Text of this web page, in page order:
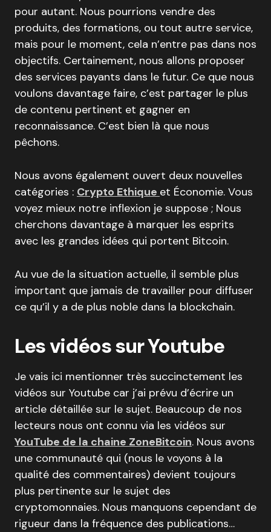
pour autant. Nous pourrions vendre des
produits, des formations, ou tout autre service,
mais pour le moment, cela n’entre pas dans nos
objectifs. Certainement, nous allons proposer
des services payants dans le futur. Ce que nous
voulons davantage faire, c’est partager le plus
de contenu pertinent et gagner en
reconnaissance. C’est bien là que nous
pêchons.
Nous avons également ouvert deux nouvelles
catégories : Crypto Ethique et Économie. Vous
voyez mieux notre inflexion je suppose ; Nous
cherchons davantage à marquer les esprits
avec les grandes idées qui portent Bitcoin.
Au vue de la situation actuelle, il semble plus
important que jamais de travailler pour diffuser
ce qu’il y a de plus noble dans la blockchain.
Les vidéos sur Youtube
Je vais ici mentionner très succinctement les
vidéos sur Youtube car j’ai prévu d’écrire un
article détaillée sur le sujet. Beaucoup de nos
lecteurs nous ont connu via les vidéos sur
YouTube de la chaine ZoneBitcoin. Nous avons
une communauté qui (nous le voyons à la
qualité des commentaires) devient toujours
plus pertinente sur le sujet des
cryptomonnaies. Nous manquons cependant de
rigueur dans la fréquence des publications…